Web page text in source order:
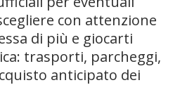
con attenzione
di più e giocarti
trasporti, parcheggi,
anticipato dei